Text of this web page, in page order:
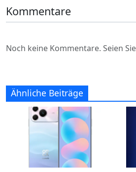
Kommentare
Noch keine Kommentare. Seien
Ähnliche Beiträge